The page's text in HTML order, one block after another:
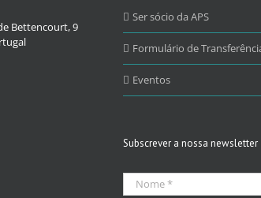
Bettencourt, 9
Ser sócio da APS
Formulário de
Eventos
Subscrever a nossa newsletter